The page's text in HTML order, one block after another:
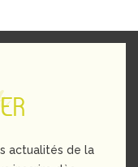
actualités de la